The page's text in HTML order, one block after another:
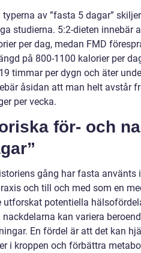
typerna av ”fasta 5 dagar”
studierna. 5:2-dieten innebär
per dag, medan FMD
på 800-1100 kalorier per
timmar per dygn och äter
åsidan att man helt avstår
per vecka.
för- och
gång har fasta
och till och med som en
utforskat potentiella
nackdelarna kan variera
En fördel är att det kan
i kroppen och förbättra